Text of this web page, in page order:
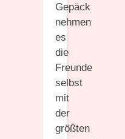
Gepäck
nehmen
es
die
Freunde
selbst
mit
der
größten